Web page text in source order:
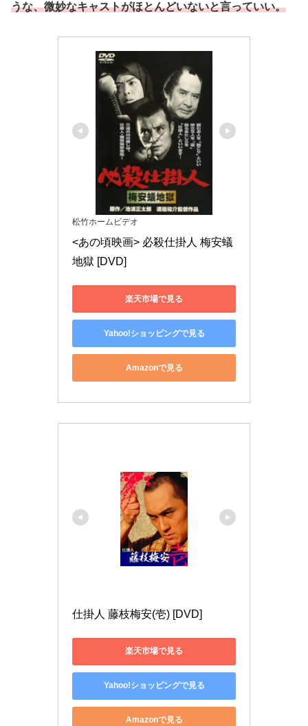
うな、微妙なキャストがほとんどいないと言っていい。
松竹ホームビデオ
<あの頃映画> 必殺仕掛人 梅安蟻
地獄 [DVD]
楽天市場で見る
Yahoo!ショッピングで見る
Amazonで見る
仕掛人 藤枝梅安(壱) [DVD]
楽天市場で見る
Yahoo!ショッピングで見る
Amazonで見る